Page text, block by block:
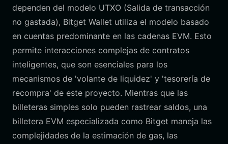
dependen del modelo UTXO (Salida de transacción
no gastada), Bitget Wallet utiliza el modelo basado
en cuentas predominante en las cadenas EVM. Esto
permite interacciones complejas de contratos
inteligentes, que son esenciales para los
mecanismos de 'volante de liquidez' y 'tesorería de
recompra' de este proyecto. Mientras que las
billeteras simples solo pueden rastrear saldos, una
billetera EVM especializada como Bitget maneja las
complejidades de la estimación de gas, las